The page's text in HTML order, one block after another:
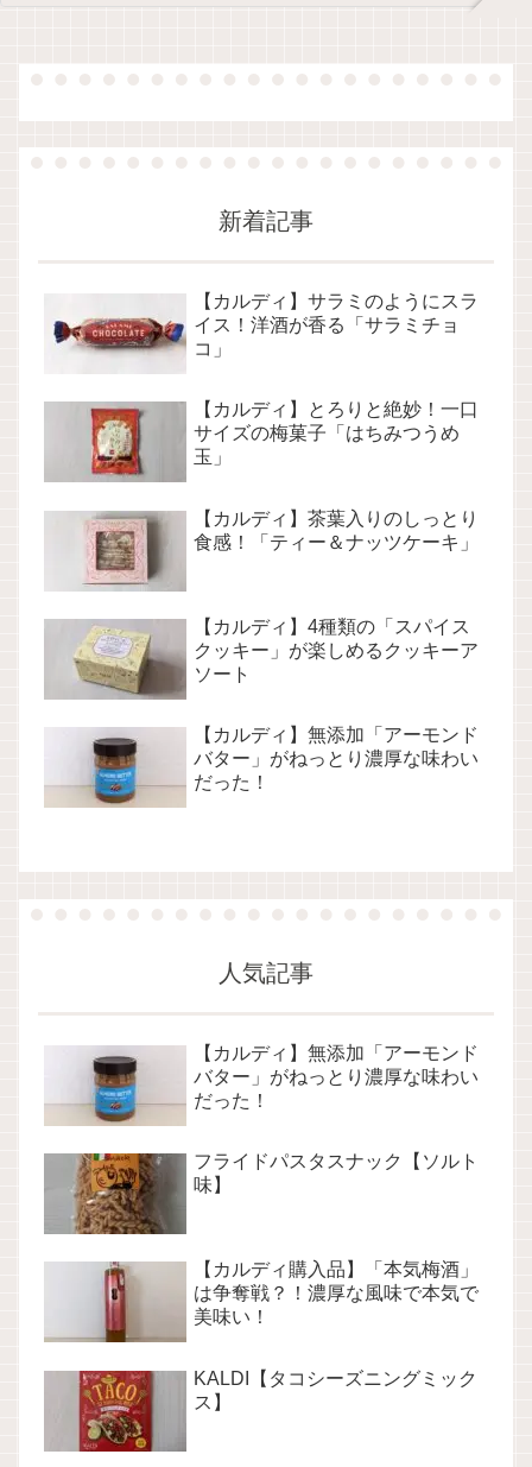
新着記事
【カルディ】サラミのようにスラ
イス！洋酒が香る「サラミチョ
コ」
【カルディ】とろりと絶妙！一口
サイズの梅菓子「はちみつうめ
玉」
【カルディ】茶葉入りのしっとり
食感！「ティー＆ナッツケーキ」
【カルディ】4種類の「スパイス
クッキー」が楽しめるクッキーア
ソート
【カルディ】無添加「アーモンド
バター」がねっとり濃厚な味わい
だった！
人気記事
【カルディ】無添加「アーモンド
バター」がねっとり濃厚な味わい
だった！
フライドパスタスナック【ソルト
味】
【カルディ購入品】「本気梅酒」
は争奪戦？！濃厚な風味で本気で
美味い！
KALDI【タコシーズニングミック
ス】